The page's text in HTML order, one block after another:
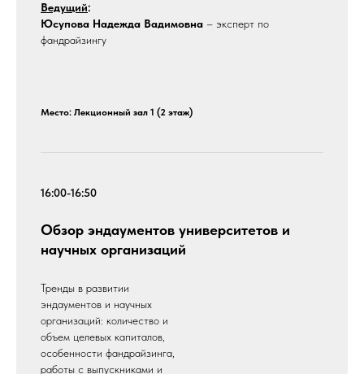
Ведущий:
Юсупова Надежда Вадимовна – эксперт по
фандрайзингу
Место: Лекционный зал 1 (2 этаж)
16:00-16:50
Обзор эндаументов университетов и
научных организаций
Тренды в развитии
эндаументов и научных
организаций: количество и
объем целевых капиталов,
особенности фандрайзинга,
работы с выпускниками и